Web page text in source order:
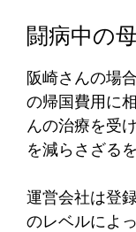
闘病中の
阪崎さんの場
の帰国費用に
んの治療を受
を減らさざる
運営会社は登
のレベルによ